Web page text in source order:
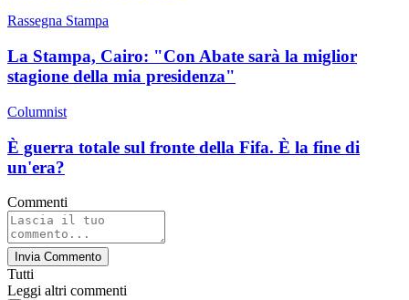
Rassegna Stampa
La Stampa, Cairo: "Con Abate sarà la miglior
stagione della mia presidenza"
Columnist
È guerra totale sul fronte della Fifa. È la fine di
un'era?
Commenti
Invia Commento
Tutti
Leggi altri commenti